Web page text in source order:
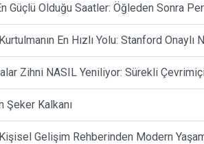
Güçlü Olduğu Saatler: Öğleden Sonra
En Hızlı Yolu: Stanford
Zihni NASIL Yeniliyor: Sürekli
Şeker Kalkanı
Gelişim Rehberinden Modern